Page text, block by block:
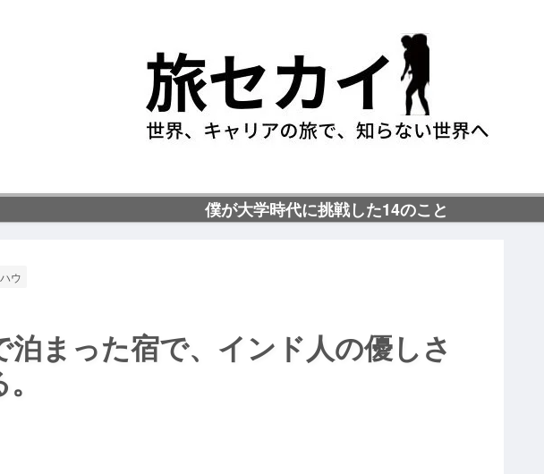
僕が大学時代に挑戦した14のこと
ウ
泊まった宿で、インド人の優しさ